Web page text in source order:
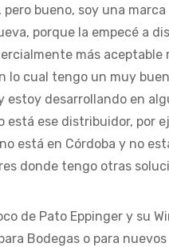
pero bueno, soy una marca
porque la empecé a
más aceptable
lo cual tengo un muy
estoy desarrollando en
está ese distribuidor, por
está en Córdoba y no
donde tengo otras
de Pato Eppinger y su
Bodegas o para nuevos